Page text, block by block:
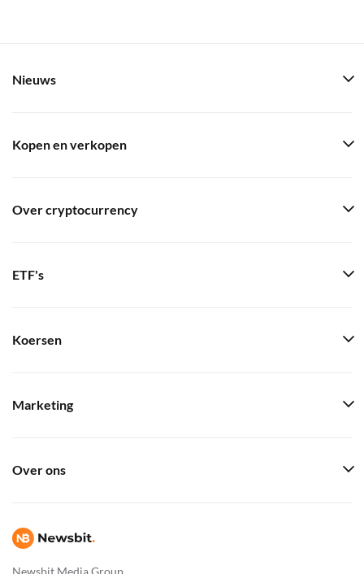
Newsbit Media Group
Nieuws
Kopen en verkopen
Over cryptocurrency
ETF's
Koersen
Marketing
Over ons